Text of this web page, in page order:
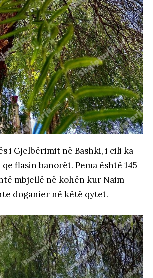
i Gjelbërimit në Bashki, i cili ka
flasin banorët. Pema është 145
mbjellë në kohën kur Naim
doganier në këtë qytet.